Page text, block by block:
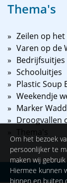
Thema's
Zeilen op het
Varen op de
Bedrijfsuitjes
Schooluitjes
Plastic Soup
Weekendje
Marker
Droogvallen
Thema's
Om het bezoek
persoonlijker te
maken wij
Hiermee kunnen
binnen en buiten